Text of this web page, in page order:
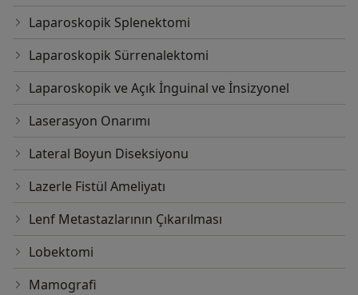
Laparoskopik Splenektomi
Laparoskopik Sürrenalektomi
Laparoskopik ve Açık İnguinal ve İnsizyonel
Laserasyon Onarımı
Lateral Boyun Diseksiyonu
Lazerle Fistül Ameliyatı
Lenf Metastazlarının Çıkarılması
Lobektomi
Mamografi